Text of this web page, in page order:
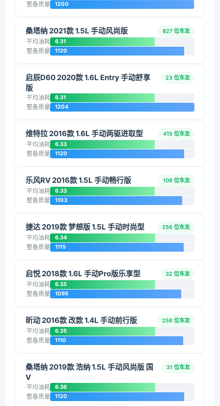
整备质量 1200
桑塔纳 2021款 1.5L 手动风尚版 827 位车友
平均油耗 6.31
整备质量 1120
启辰D60 2020款 1.6L Entry 手动舒享
版
23 位车友
平均油耗 6.31
整备质量 1204
维特拉 2016款 1.6L 手动两驱进取型 415 位车友
平均油耗 6.33
整备质量 1120
乐风RV 2016款 1.5L 手动畅行版 109 位车友
平均油耗 6.33
整备质量 1103
捷达 2019款 梦想版 1.5L 手动时尚型 256 位车友
平均油耗 6.34
整备质量 1115
启悦 2018款 1.6L 手动Pro版乐享型 32 位车友
平均油耗 6.35
整备质量 1095
昕动 2016款 改款 1.4L 手动前行版 258 位车友
平均油耗 6.35
整备质量 1110
桑塔纳 2019款 浩纳 1.5L 手动风尚版 国
V
31 位车友
平均油耗 6.36
整备质量 1120